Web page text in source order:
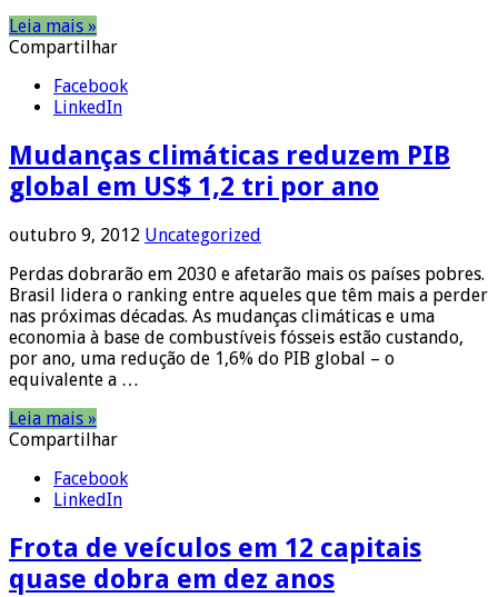
Leia mais »
Compartilhar
Facebook
LinkedIn
Mudanças climáticas reduzem PIB
global em US$ 1,2 tri por ano
outubro 9, 2012 Uncategorized
Perdas dobrarão em 2030 e afetarão mais os países pobres.
Brasil lidera o ranking entre aqueles que têm mais a perder
nas próximas décadas. As mudanças climáticas e uma
economia à base de combustíveis fósseis estão custando,
por ano, uma redução de 1,6% do PIB global – o
equivalente a …
Leia mais »
Compartilhar
Facebook
LinkedIn
Frota de veículos em 12 capitais
quase dobra em dez anos